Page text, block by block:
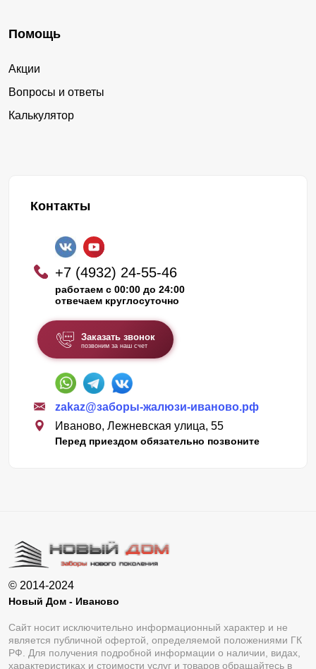
Помощь
Акции
Вопросы и ответы
Калькулятор
Контакты
+7 (4932) 24-55-46
работаем с 00:00 до 24:00
отвечаем круглосуточно
Заказать звонок
позвоним за наш счет
zakaz@заборы-жалюзи-иваново.рф
Иваново, Лежневская улица, 55
Перед приездом обязательно позвоните
© 2014-2024
Новый Дом - Иваново
Сайт носит исключительно информационный характер и не
является публичной офертой, определяемой положениями ГК
РФ. Для получения подробной информации о наличии, видах,
характеристиках и стоимости услуг и товаров обращайтесь в